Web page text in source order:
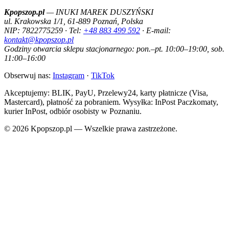
Kpopszop.pl— INUKI MAREK DUSZYŃSKI
ul. Krakowska 1/1, 61-889 Poznań, Polska
NIP: 7822775259 · Tel: +48 883 499 592 · E-mail:
kontakt@kpopszop.pl
Godziny otwarcia sklepu stacjonarnego: pon.–pt. 10:00–19:00, sob.
11:00–16:00
Obserwuj nas: Instagram · TikTok
Akceptujemy: BLIK, PayU, Przelewy24, karty płatnicze (Visa,
Mastercard), płatność za pobraniem. Wysyłka: InPost Paczkomaty,
kurier InPost, odbiór osobisty w Poznaniu.
© 2026 Kpopszop.pl — Wszelkie prawa zastrzeżone.